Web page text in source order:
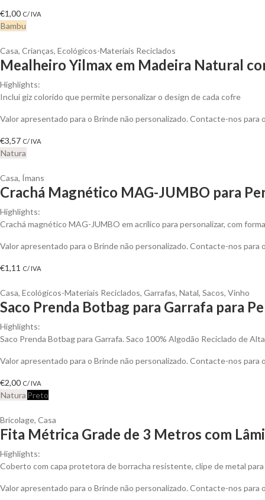
€1,00 C/ IVA
Bambu
Casa, Crianças, Ecológicos-Materiais Reciclados
Mealheiro Yilmax em Madeira Natural
Highlights:
Inclui giz colorido que permite personalizar o design de cada cofre
Valor apresentado para o Brinde não personalizado. Contacte-nos
€3,57 C/ IVA
Natura
Casa, Ímans
Crachá Magnético MAG-JUMBO para
Highlights:
Crachá magnético MAG-JUMBO em acrílico para personalizar, com
Valor apresentado para o Brinde não personalizado. Contacte-nos
€1,11 C/ IVA
Casa, Ecológicos-Materiais Reciclados, Garrafas, Natal, Sacos, Vinho
Saco Prenda Botbag para Garrafa para
Highlights:
Saco Prenda Botbag para Garrafa. Saco 100% Algodão Reciclado de
Valor apresentado para o Brinde não personalizado. Contacte-nos
€2,00 C/ IVA
Natura Preto
Bricolage, Casa
Fita Métrica Grade de 3 Metros com
Highlights:
Coberto com capa protetora de borracha resistente, clipe de metal
Valor apresentado para o Brinde não personalizado. Contacte-nos